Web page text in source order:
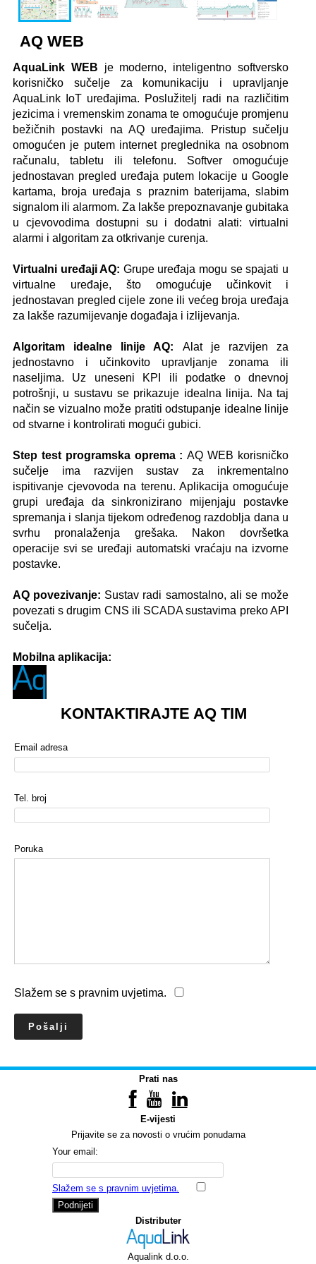
AQ WEB
AquaLink WEB je moderno, inteligentno softversko
korisničko sučelje za komunikaciju i upravljanje
AquaLink IoT uređajima. Poslužitelj radi na različitim
jezicima i vremenskim zonama te omogućuje promjenu
bežičnih postavki na AQ uređajima. Pristup sučelju
omogućen je putem internet preglednika na osobnom
računalu, tabletu ili telefonu. Softver omogućuje
jednostavan pregled uređaja putem lokacije u Google
kartama, broja uređaja s praznim baterijama, slabim
signalom ili alarmom. Za lakše prepoznavanje gubitaka
u cjevovodima dostupni su i dodatni alati: virtualni
alarmi i algoritam za otkrivanje curenja.
Virtualni uređaji AQ: Grupe uređaja mogu se spajati u
virtualne uređaje, što omogućuje učinkovit i
jednostavan pregled cijele zone ili većeg broja uređaja
za lakše razumijevanje događaja i izlijevanja.
Algoritam idealne linije AQ: Alat je razvijen za
jednostavno i učinkovito upravljanje zonama ili
naseljima. Uz uneseni KPI ili podatke o dnevnoj
potrošnji, u sustavu se prikazuje idealna linija. Na taj
način se vizualno može pratiti odstupanje idealne linije
od stvarne i kontrolirati mogući gubici.
Step test programska oprema :AQ WEB korisničko
sučelje ima razvijen sustav za inkrementalno
ispitivanje cjevovoda na terenu. Aplikacija omogućuje
grupi uređaja da sinkronizirano mijenjaju postavke
spremanja i slanja tijekom određenog razdoblja dana u
svrhu pronalaženja grešaka. Nakon dovršetka
operacije svi se uređaji automatski vraćaju na izvorne
postavke.
AQ povezivanje: Sustav radi samostalno, ali se može
povezati s drugim CNS ili SCADA sustavima preko API
sučelja.
Mobilna aplikacija:
KONTAKTIRAJTE AQ TIM
Email adresa
Tel. broj
Poruka
Slažem se s pravnim uvjetima.
Prati nas
E-vijesti
Prijavite se za novosti o vrućim ponudama
Your email:
Slažem se s pravnim uvjetima.
Podnijeti
Distributer
Aqualink d.o.o.